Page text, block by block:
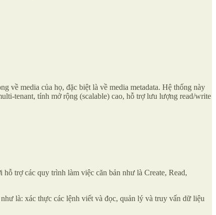
media của họ, đặc biệt là về media metadata. Hệ thống này
tenant, tính mở rộng (scalable) cao, hỗ trợ lưu lượng read/write
trợ các quy trình làm việc căn bản như là Create, Read,
là: xác thực các lệnh viết và đọc, quản lý và truy vấn dữ liệu